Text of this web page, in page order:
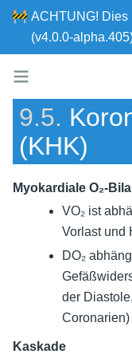
🚧 ACHTUNG! Dies
(v4.0.0-
9.5.
(KHK)
Myokardiale O₂-
VO₂ ist
Vorlast und
DO₂
der
Coronarien)
Kaskade